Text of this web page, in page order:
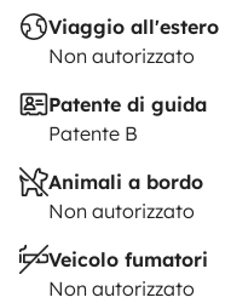
Viaggio all'estero
Non autorizzato
Patente di guida
Patente B
Animali a bordo
Non autorizzato
Veicolo fumatori
Non autorizzato